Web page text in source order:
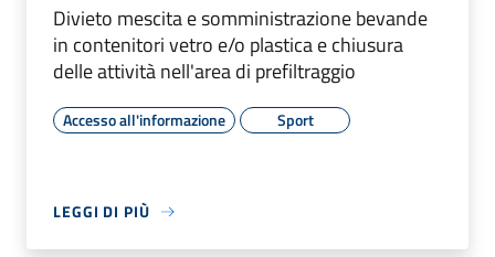
Divieto mescita e somministrazione bevande
in contenitori vetro e/o plastica e chiusura
delle attività nell'area di prefiltraggio
Accesso all'informazione Sport
LEGGI DI PIÙ